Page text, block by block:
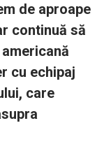
de aproape
continuă să
cu echipaj
care